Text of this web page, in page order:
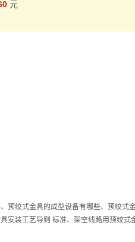
元
预绞式金具的成型设备有哪些、预绞式
安装工艺导则 标准、架空线路用预绞式